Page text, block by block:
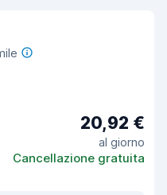
20,92 €
al giorno
Cancellazione gratuita